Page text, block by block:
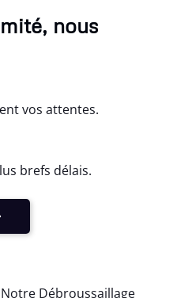
nous
vos attentes.
brefs délais.
Débroussaillage